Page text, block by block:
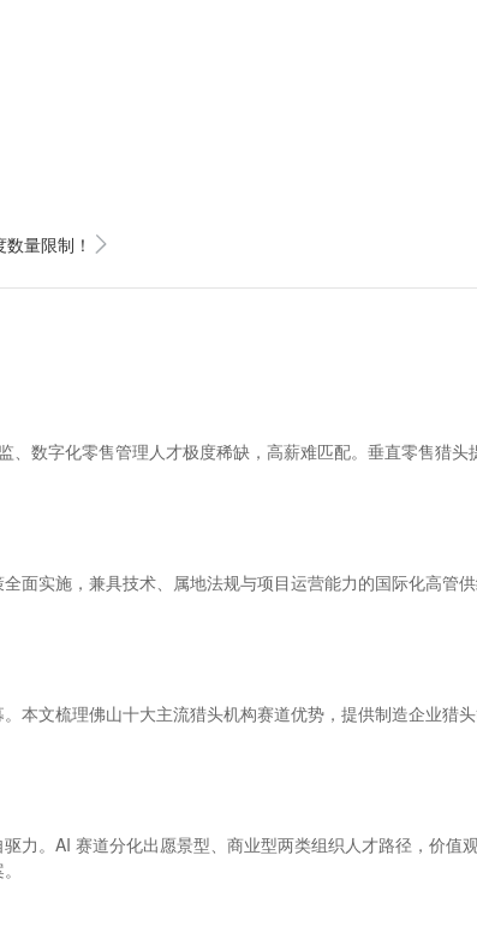
量限制！
数字化零售管理人才极度稀缺，高薪难匹配。垂直零售猎头
实施，兼具技术、属地法规与项目运营能力的国际化高管供
本文梳理佛山十大主流猎头机构赛道优势，提供制造企业猎
力。AI 赛道分化出愿景型、商业型两类组织人才路径，价值